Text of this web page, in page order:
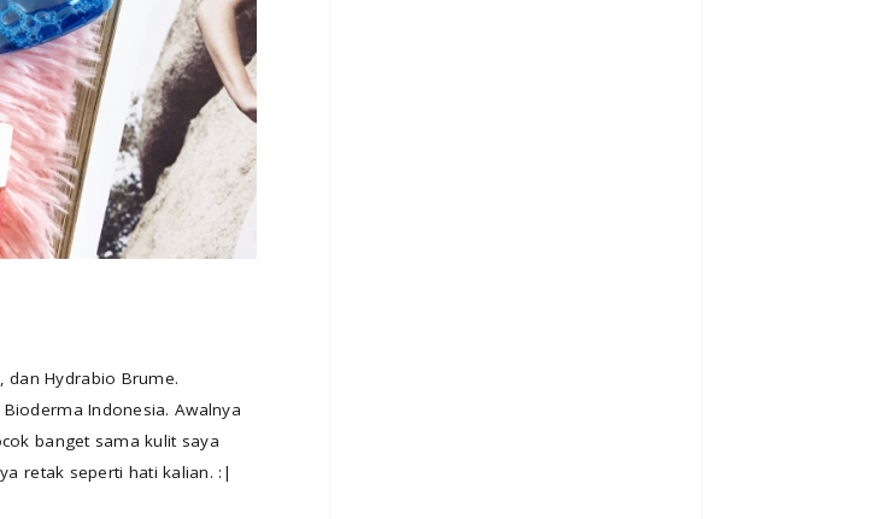
dan Hydrabio Brume.
Indonesia. Awalnya
banget sama kulit saya
retak seperti hati kalian. :|